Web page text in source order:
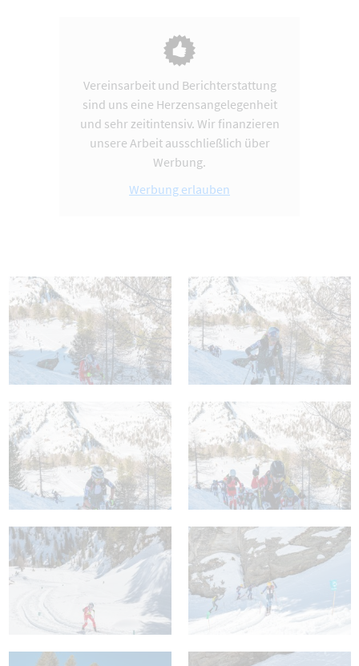
Vereinsarbeit und Berichterstattung
sind uns eine Herzensangelegenheit
und sehr zeitintensiv. Wir finanzieren
unsere Arbeit ausschließlich über
Werbung.
Werbung erlauben